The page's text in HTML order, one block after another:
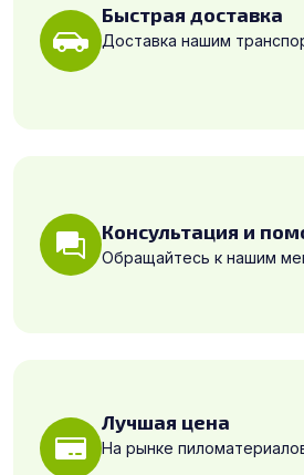
Быстрая доставка
Доставка нашим
Консультация и
Обращайтесь к нашим
Лучшая цена
На рынке